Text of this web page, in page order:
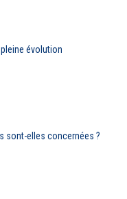
évolution
sont-elles concernées ?